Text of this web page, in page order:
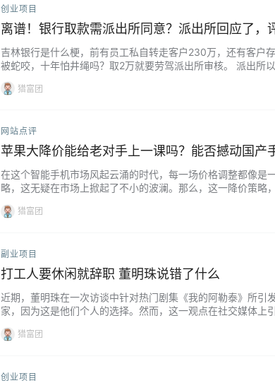
创业项目
离谱！银行取款需派出所同意？派出所回应了，
吉林银行是什么梗，前有员工私自转走客户230万，还有客
被蛇咬，十年怕井绳吗？取2万就要劳驾派出所审核。 派出所
猎富团
网站点评
苹果大降价能给老对手上一课吗？能否撼动国产
在这个智能手机市场风起云涌的时代，每一场价格调整都像
略，这无疑在市场上掀起了不小的波澜。那么，这一降价策略
猎富团
副业项目
打工人要休闲就辞职 董明珠说错了什么
近期，董明珠在一次访谈中针对热门剧集《我的阿勒泰》所
家，因为这是他们个人的选择。然而，这一观点在社交媒体上
猎富团
创业项目